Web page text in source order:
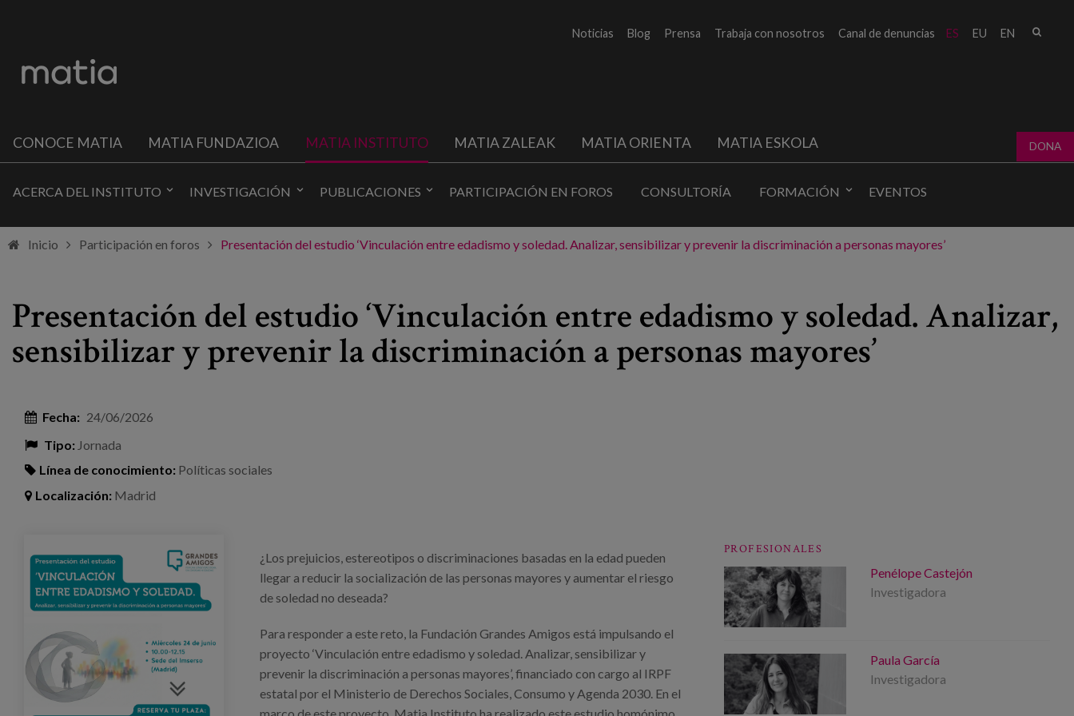
ES EU EN
Noticias Blog Prensa Trabaja con nosotros Canal de denuncias
CONOCE MATIA MATIA FUNDAZIOA MATIA INSTITUTO MATIA ZALEAK MATIA ORIENTA MATIA ESKOLA DONA
ACERCA DEL INSTITUTO INVESTIGACIÓN PUBLICACIONES PARTICIPACIÓN EN FOROS CONSULTORÍA FORMACIÓN EVENTOS
Inicio Participación en foros Presentación del estudio ‘Vinculación entre edadismo y soledad. Analizar, sensibilizar y prevenir la discriminación a personas mayores’
Presentación del estudio ‘Vinculación entre edadismo y soledad. Analizar,
sensibilizar y prevenir la discriminación a personas mayores’
Fecha: 24/06/2026
Tipo: Jornada
Línea de conocimiento: Políticas sociales
Localización: Madrid
evento-soledad-edadismo.png
¿Los prejuicios, estereotipos o discriminaciones basadas en la edad pueden
llegar a reducir la socialización de las personas mayores y aumentar el riesgo
de soledad no deseada?
Para responder a este reto, la Fundación Grandes Amigos está impulsando el
proyecto ‘Vinculación entre edadismo y soledad. Analizar, sensibilizar y
prevenir la discriminación a personas mayores’, financiado con cargo al IRPF
estatal por el Ministerio de Derechos Sociales, Consumo y Agenda 2030. En el
PROFESIONALES
Penélope Castejón
Investigadora
Paula García
Investigadora